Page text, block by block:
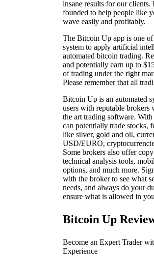
insane results for our
founded to help people like
wave easily and profitably.
The Bitcoin Up app is one
system to apply artificial
automated bitcoin trading.
and potentially earn up to
of trading under the right
Please remember that all
Bitcoin Up is an automated
users with reputable brokers
the art trading software.
can potentially trade stocks,
like silver, gold and oil,
USD/EURO,
Some brokers also offer
technical analysis tools,
options, and much more.
with the broker to see what
needs, and always do your
ensure what is allowed in
Bitcoin Up
Become an Expert Trader
Experience